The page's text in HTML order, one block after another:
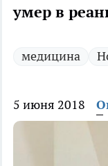
умер в
медицина
5 июня 2018